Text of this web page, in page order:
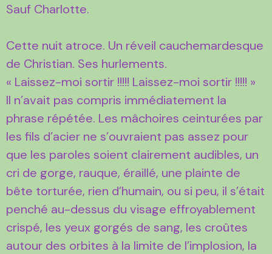
Sauf Charlotte.
Cette nuit atroce. Un réveil cauchemardesque
de Christian. Ses hurlements.
« Laissez-moi sortir !!!!! Laissez-moi sortir !!!!! »
Il n’avait pas compris immédiatement la
phrase répétée. Les mâchoires ceinturées par
les fils d’acier ne s’ouvraient pas assez pour
que les paroles soient clairement audibles, un
cri de gorge, rauque, éraillé, une plainte de
bête torturée, rien d’humain, ou si peu, il s’était
penché au-dessus du visage effroyablement
crispé, les yeux gorgés de sang, les croûtes
autour des orbites à la limite de l’implosion, la